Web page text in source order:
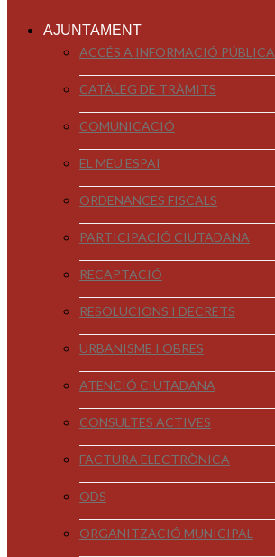
AJUNTAMENT
ACCÉS A INFORMACIÓ PÚBLICA
CATÀLEG DE TRÀMITS
COMUNICACIÓ
EL MEU ESPAI
ORDENANCES FISCALS
PARTICIPACIÓ CIUTADANA
RECAPTACIÓ
RESOLUCIONS I DECRETS
URBANISME I OBRES
ATENCIÓ CIUTADANA
CONSULTES ACTIVES
FACTURA ELECTRÒNICA
ODS
ORGANITZACIÓ MUNICIPAL